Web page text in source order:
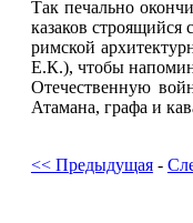
Так печально
казаков
римской
Е.К.), чтобы
Отечественную
Атамана, графа и
<< Предыдущая-